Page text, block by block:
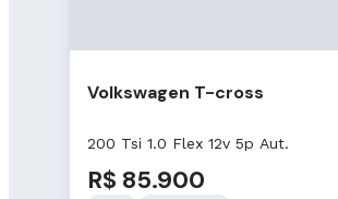
Volkswagen T-cross
200 Tsi 1.0 Flex 12v 5p Aut.
R$ 85.900